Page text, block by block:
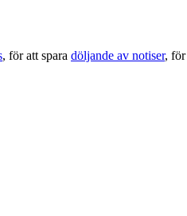
, för att spara döljande av notiser, för